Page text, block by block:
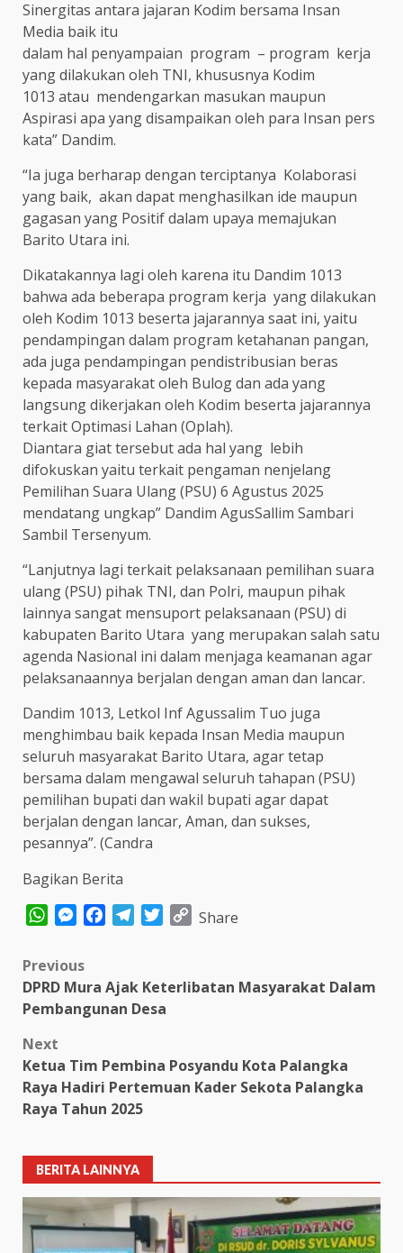
Sinergitas antara jajaran Kodim bersama Insan
Media baik itu
dalam hal penyampaian program – program kerja
yang dilakukan oleh TNI, khususnya Kodim
1013 atau mendengarkan masukan maupun
Aspirasi apa yang disampaikan oleh para Insan pers
kata” Dandim.
“Ia juga berharap dengan terciptanya Kolaborasi
yang baik, akan dapat menghasilkan ide maupun
gagasan yang Positif dalam upaya memajukan
Barito Utara ini.
Dikatakannya lagi oleh karena itu Dandim 1013
bahwa ada beberapa program kerja yang dilakukan
oleh Kodim 1013 beserta jajarannya saat ini, yaitu
pendampingan dalam program ketahanan pangan,
ada juga pendampingan pendistribusian beras
kepada masyarakat oleh Bulog dan ada yang
langsung dikerjakan oleh Kodim beserta jajarannya
terkait Optimasi Lahan (Oplah).
Diantara giat tersebut ada hal yang lebih
difokuskan yaitu terkait pengaman nenjelang
Pemilihan Suara Ulang (PSU) 6 Agustus 2025
mendatang ungkap” Dandim AgusSallim Sambari
Sambil Tersenyum.
“Lanjutnya lagi terkait pelaksanaan pemilihan suara
ulang (PSU) pihak TNI, dan Polri, maupun pihak
lainnya sangat mensuport pelaksanaan (PSU) di
kabupaten Barito Utara yang merupakan salah satu
agenda Nasional ini dalam menjaga keamanan agar
pelaksanaannya berjalan dengan aman dan lancar.
Dandim 1013, Letkol Inf Agussalim Tuo juga
menghimbau baik kepada Insan Media maupun
seluruh masyarakat Barito Utara, agar tetap
bersama dalam mengawal seluruh tahapan (PSU)
pemilihan bupati dan wakil bupati agar dapat
berjalan dengan lancar, Aman, dan sukses,
pesannya”. (Candra
Bagikan Berita
WhatsAppMessenger
FacebookTelegram
TwitterCopy
Share
Post
navigation
Previous
DPRD Mura Ajak Keterlibatan Masyarakat Dalam
Pembangunan Desa
Next
Ketua Tim Pembina Posyandu Kota Palangka
Raya Hadiri Pertemuan Kader Sekota Palangka
Raya Tahun 2025
BERITA LAINNYA